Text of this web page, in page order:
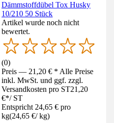
Dämmstoffdübel Tox Husky
10/210 50 Stück
Artikel wurde noch nicht
bewertet.
(0)
Preis — 21,20 € * Alle Preise
inkl. MwSt. und ggf. zzgl.
Versandkosten pro ST21,20
€*/ ST
Entspricht 24,65 € pro
kg(24,65 €/ kg)